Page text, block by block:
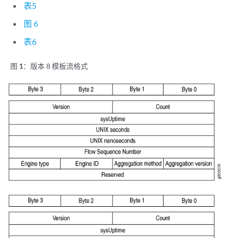
表5
图 6
表6
图 1： 版本 8 模板流格式